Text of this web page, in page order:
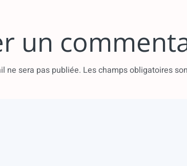
un
ne sera pas publiée. Les champs obligatoires